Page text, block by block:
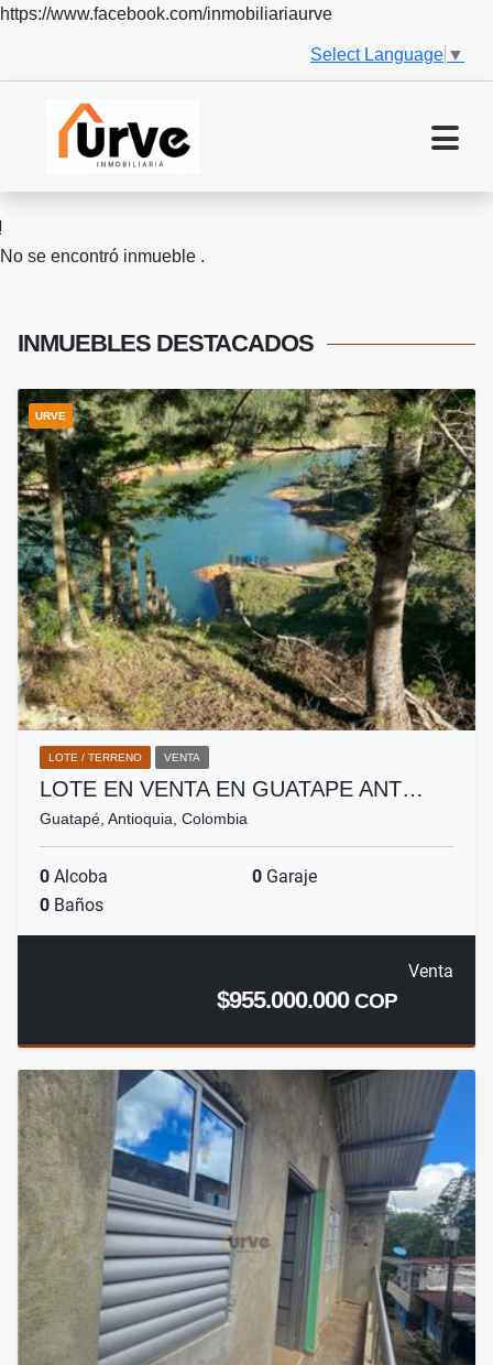
https://www.facebook.com/inmobiliariaurve
Select Language ▼
No se encontró inmueble .
INMUEBLES DESTACADOS
URVE
LOTE / TERRENO VENTA
LOTE EN VENTA EN GUATAPE ANT…
Guatapé, Antioquia, Colombia
0 Alcoba 0 Garaje
0 Baños
Venta
$955.000.000COP